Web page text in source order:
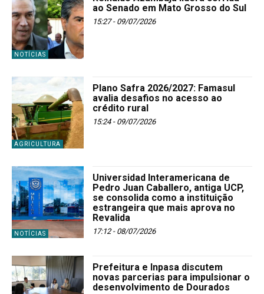
NOTÍCIAS
ao Senado em Mato Grosso do Sul
15:27 - 09/07/2026
AGRICULTURA
Plano Safra 2026/2027: Famasul
avalia desafios no acesso ao
crédito rural
15:24 - 09/07/2026
NOTÍCIAS
Universidad Interamericana de
Pedro Juan Caballero, antiga UCP,
se consolida como a instituição
estrangeira que mais aprova no
Revalida
17:12 - 08/07/2026
Prefeitura e Inpasa discutem
novas parcerias para impulsionar o
desenvolvimento de Dourados